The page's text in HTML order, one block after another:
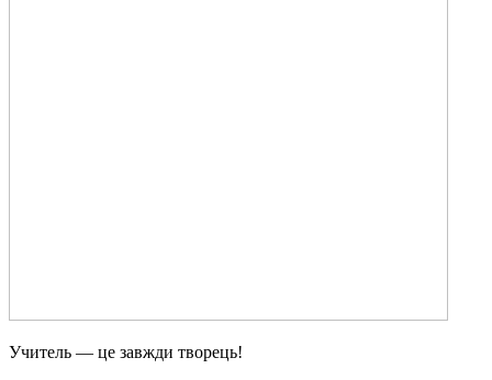
Учитель — це завжди творець!